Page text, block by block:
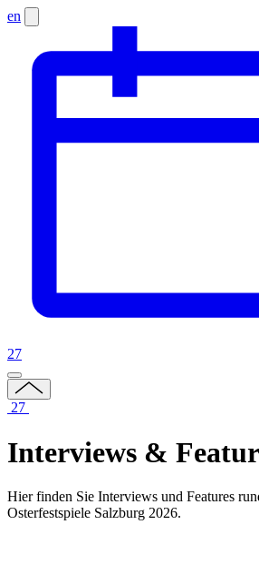
en
27
27
Interviews &
Hier finden Sie Interviews und Features
Osterfestspiele Salzburg 2026.